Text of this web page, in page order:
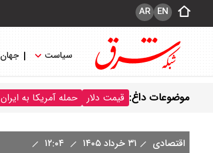
EN
AR
سیاست جهان
موضوعات داغ: قیمت دلار حمله آمریکا به ایران
اقتصادی ۳۱ خرداد ۱۴۰۵